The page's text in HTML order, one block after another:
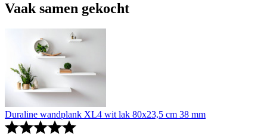
Vaak samen gekocht
Duraline wandplank XL4 wit lak 80x23,5 cm 38 mm